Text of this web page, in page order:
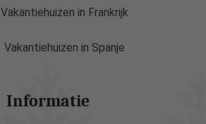
Vakantiehuizen in Frankrijk
Vakantiehuizen in Spanje
Informatie